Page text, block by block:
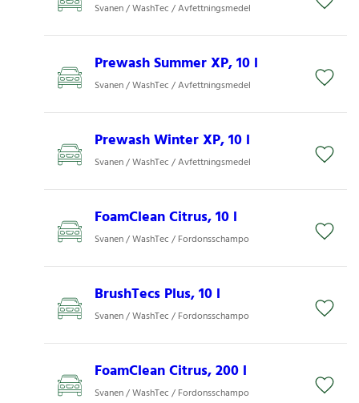
Svanen / WashTec / Avfettningsmedel
Prewash Summer XP, 10 l
Svanen / WashTec / Avfettningsmedel
Prewash Winter XP, 10 l
Svanen / WashTec / Avfettningsmedel
FoamClean Citrus, 10 l
Svanen / WashTec / Fordonsschampo
BrushTecs Plus, 10 l
Svanen / WashTec / Fordonsschampo
FoamClean Citrus, 200 l
Svanen / WashTec / Fordonsschampo